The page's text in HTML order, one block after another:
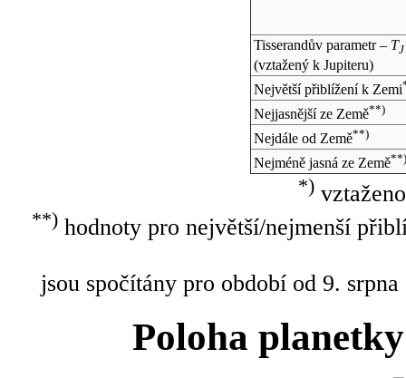
Tisserandův parametr – TJ
(vztažený k Jupiteru)
Největší přiblížení k Zemi
Nejjasnější ze Země**)
Nejdále od Země**)
Nejméně jasná ze Země**)
*)
**)hodnoty pro největší/nejmenší
jsou spočítány pro období od 9.
Poloha